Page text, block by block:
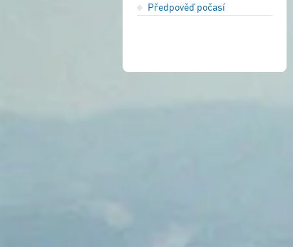
Předpověď počasí